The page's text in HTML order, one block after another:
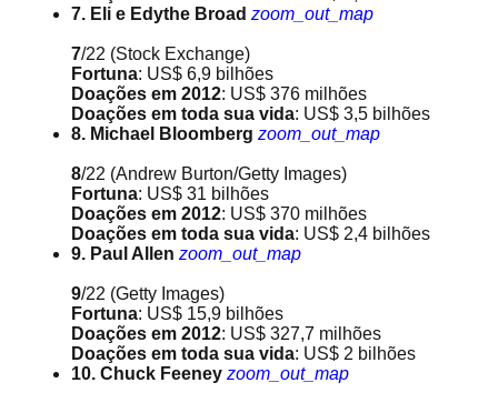
7. Eli e Edythe Broad zoom_out_map
7/22 (Stock Exchange)
Fortuna: US$ 6,9 bilhões
Doações em 2012: US$ 376 milhões
Doações em toda sua vida: US$ 3,5 bilhões
8. Michael Bloomberg zoom_out_map
8/22 (Andrew Burton/Getty Images)
Fortuna: US$ 31 bilhões
Doações em 2012: US$ 370 milhões
Doações em toda sua vida: US$ 2,4 bilhões
9. Paul Allen zoom_out_map
9/22 (Getty Images)
Fortuna: US$ 15,9 bilhões
Doações em 2012: US$ 327,7 milhões
Doações em toda sua vida: US$ 2 bilhões
10. Chuck Feeney zoom_out_map